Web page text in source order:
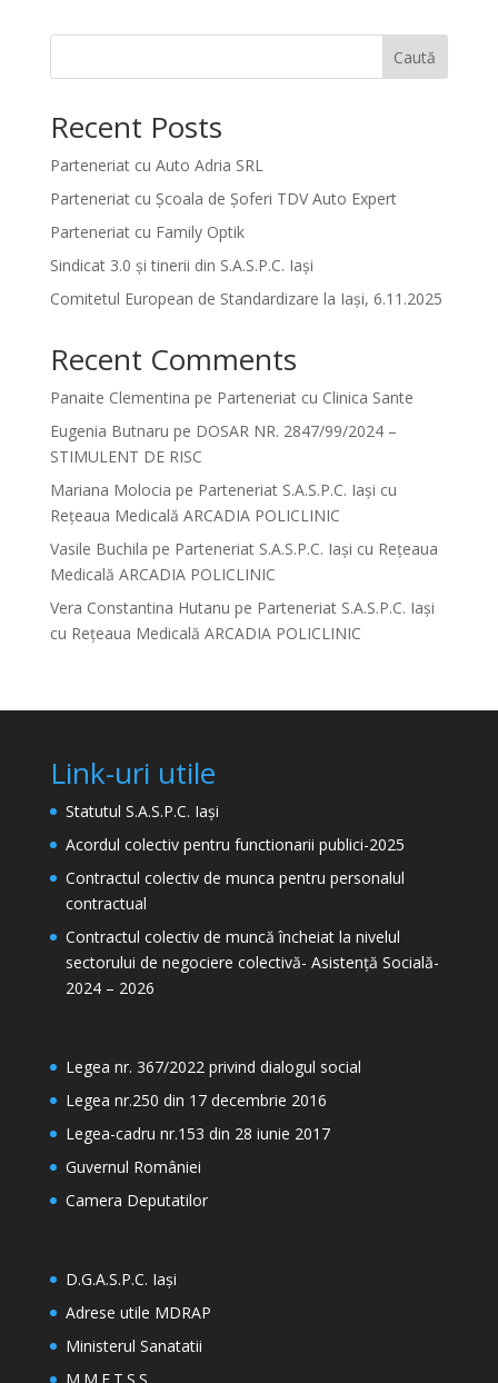
Caută
Recent Posts
Parteneriat cu Auto Adria SRL
Parteneriat cu Școala de Șoferi TDV Auto Expert
Parteneriat cu Family Optik
Sindicat 3.0 și tinerii din S.A.S.P.C. Iași
Comitetul European de Standardizare la Iași, 6.11.2025
Recent Comments
Panaite Clementina pe Parteneriat cu Clinica Sante
Eugenia Butnaru pe DOSAR NR. 2847/99/2024 –
STIMULENT DE RISC
Mariana Molocia pe Parteneriat S.A.S.P.C. Iași cu
Rețeaua Medicală ARCADIA POLICLINIC
Vasile Buchila pe Parteneriat S.A.S.P.C. Iași cu Rețeaua
Medicală ARCADIA POLICLINIC
Vera Constantina Hutanu pe Parteneriat S.A.S.P.C. Iași
cu Rețeaua Medicală ARCADIA POLICLINIC
Link-uri utile
Statutul S.A.S.P.C. Iași
Acordul colectiv pentru functionarii publici-2025
Contractul colectiv de munca pentru personalul
contractual
Contractul colectiv de muncă încheiat la nivelul
sectorului de negociere colectivă- Asistență Socială-
2024 – 2026
Legea nr. 367/2022 privind dialogul social
Legea nr.250 din 17 decembrie 2016
Legea-cadru nr.153 din 28 iunie 2017
Guvernul României
Camera Deputatilor
D.G.A.S.P.C. Iași
Adrese utile MDRAP
Ministerul Sanatatii